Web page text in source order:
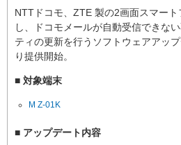
NTTドコモ、ZTE 製の2画面スマー
し、ドコモメールが自動受信できな
ティの更新を行うソフトウェアアッ
り提供開始。
■ 対象端末
M Z-01K
■ アップデート内容